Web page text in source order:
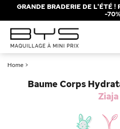
GRANDE BRADERIE DE L'ÉTÉ
-
Home >
Baume Corps
Ziaja
Recherches